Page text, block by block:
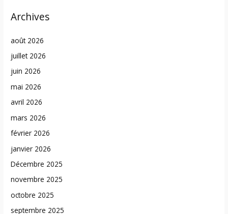
Archives
août 2026
juillet 2026
juin 2026
mai 2026
avril 2026
mars 2026
février 2026
janvier 2026
Décembre 2025
novembre 2025
octobre 2025
septembre 2025